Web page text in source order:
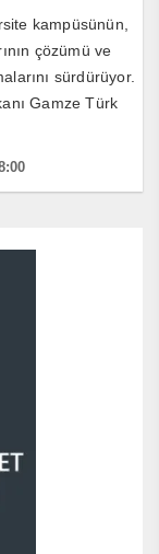
kampüsünün,
çözümü ve
sürdürüyor.
Gamze Türk